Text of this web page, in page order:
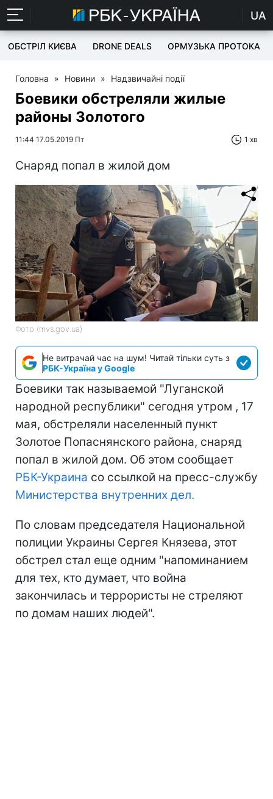
UA
ОБСТРІЛ КИЄВА DRONE DEALS ОРМУЗЬКА ПРОТОКА
Головна » Новини » Надзвичайні події
Боевики обстреляли жилые
районы Золотого
11:44 17.05.2019 Пт 1 хв
Снаряд попал в жилой дом
Фото (mvs.gov.ua)
Не витрачай час на шум! Читай тільки суть з
РБК-Україна у Google
Боевики так называемой "Луганской
народной республики" сегодня утром , 17
мая, обстреляли населенный пункт
Золотое Попаснянского района, снаряд
попал в жилой дом. Об этом сообщает
РБК-Украина со ссылкой на пресс-службу
Министерства внутренних дел.
По словам председателя Национальной
полиции Украины Сергея Князева, этот
обстрел стал еще одним "напоминанием
для тех, кто думает, что война
закончилась и террористы не стреляют
по домам наших людей".